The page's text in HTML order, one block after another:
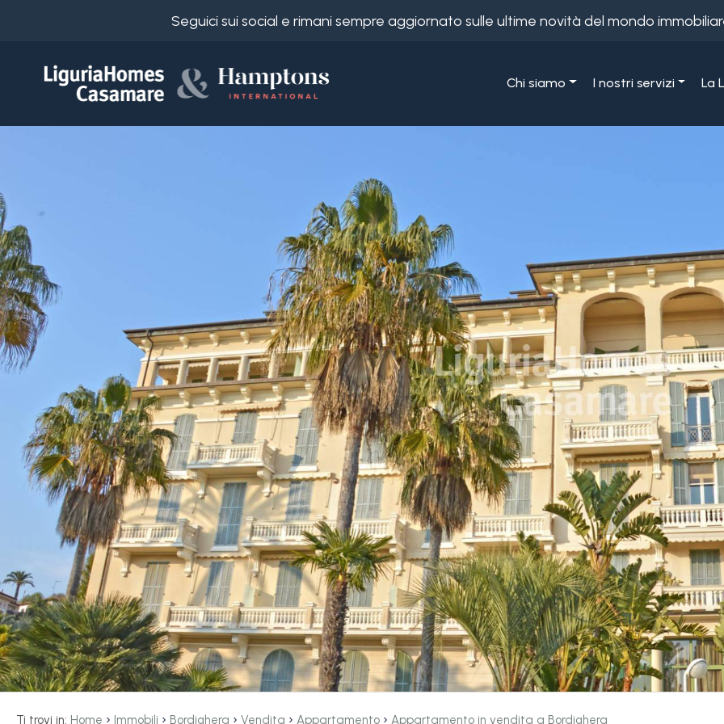
Seguici sui social e rimani sempre aggiornato sulle ultime novità del mondo
Chi siamo I nostri servizi La
Ti trovi in: Home › Immobili › Bordighera › Vendita › Appartamento › Appartamento in vendita a Bordighera
Chi
siamo
I
nostri
La
Liguria
Ricerca
case
Contatti
Preferiti
(0)
Comune
Tipologia
-
multiscelta
Qualsiasi
Residenziali
Terreni